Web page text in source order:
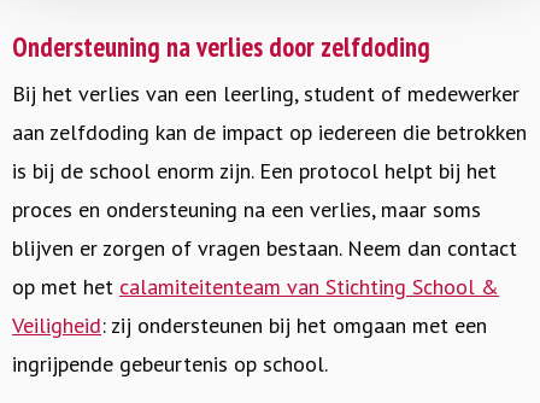
Ondersteuning na verlies door zelfdoding
Bij het verlies van een leerling, student of medewerker
aan zelfdoding kan de impact op iedereen die betrokken
is bij de school enorm zijn. Een protocol helpt bij het
proces en ondersteuning na een verlies, maar soms
blijven er zorgen of vragen bestaan. Neem dan contact
op met het calamiteitenteam van Stichting School &
Veiligheid: zij ondersteunen bij het omgaan met een
ingrijpende gebeurtenis op school.